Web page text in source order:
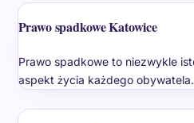
Prawo spadkowe Katowice
Prawo spadkowe to niezwykle
aspekt życia każdego